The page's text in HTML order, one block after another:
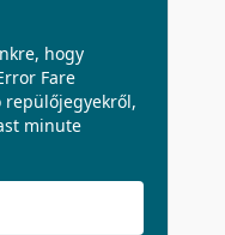
hogy
Fare
repülőjegyekről,
minute